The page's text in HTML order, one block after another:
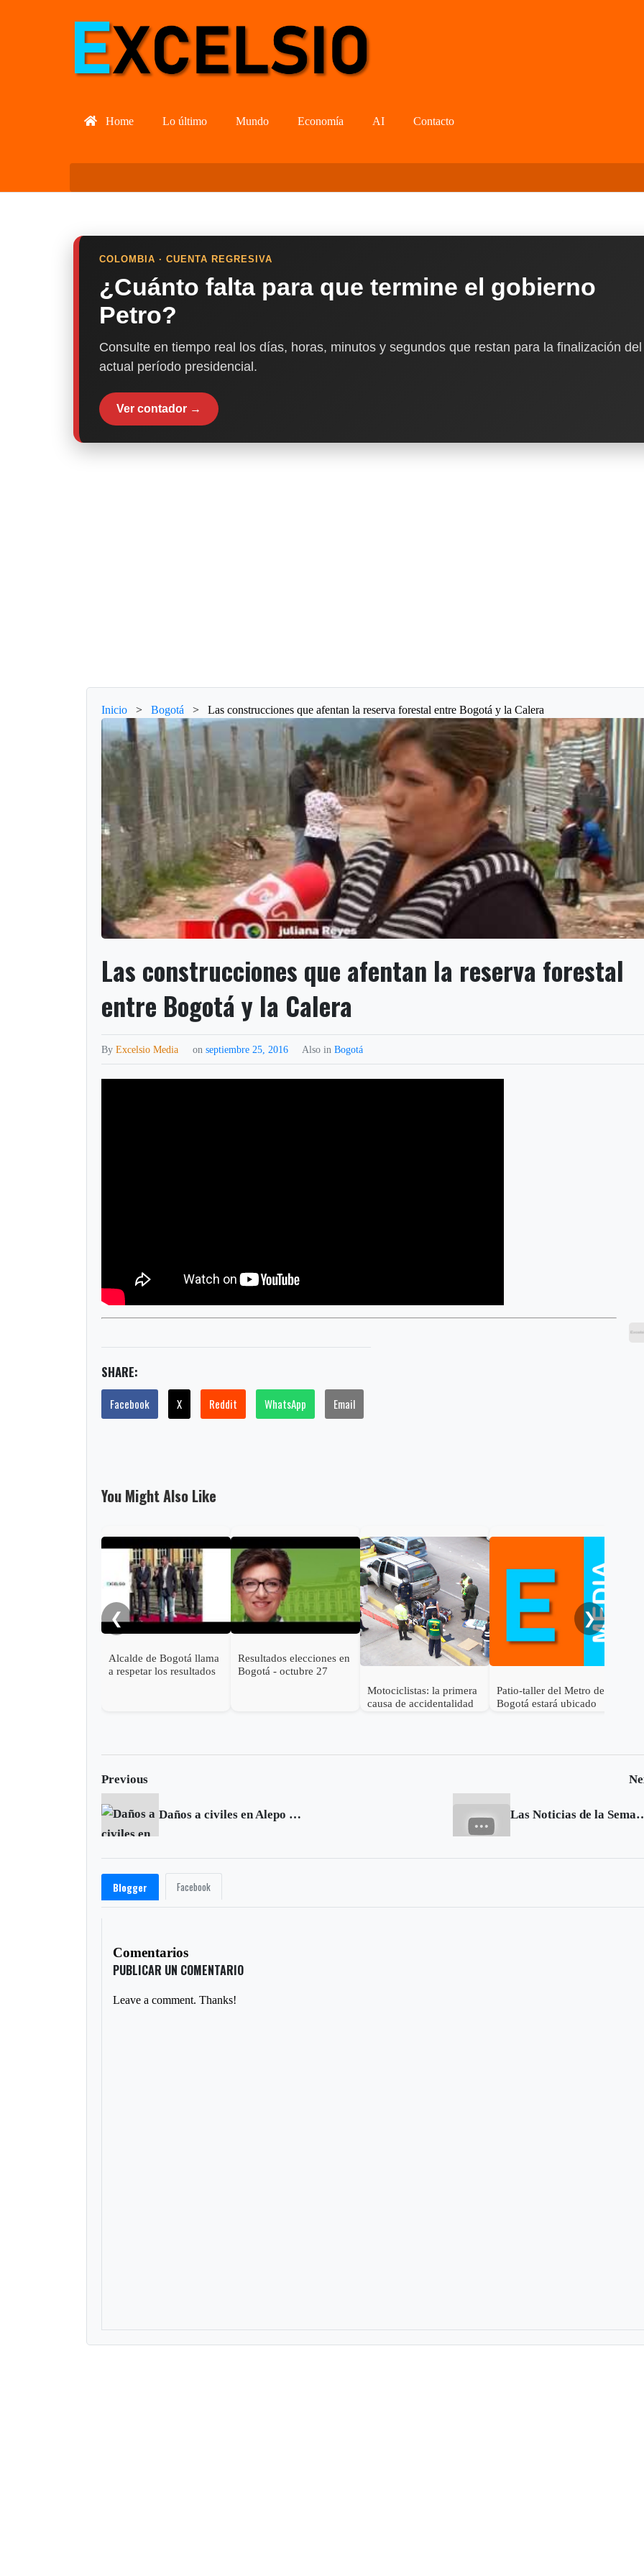
Home Lo último Mundo Economía AI Contacto
COLOMBIA · CUENTA REGRESIVA
¿Cuánto falta para que termine el gobierno
Petro?
Consulte en tiempo real los días, horas, minutos y segundos que restan para la finalización del
actual período presidencial.
Ver contador →
Inicio > Bogotá > Las construcciones que afentan la reserva forestal entre Bogotá y la Calera
Las construcciones que afentan la reserva forestal
entre Bogotá y la Calera
ByExcelsio Media onseptiembre 25, 2016 Also inBogotá
SHARE:
Facebook X Reddit WhatsApp Email
You Might Also Like
❮
Alcalde de Bogotá llama
a respetar los resultados
Resultados elecciones en
Bogotá - octubre 27
Motociclistas: la primera
causa de accidentalidad
Patio-taller del Metro de
Bogotá estará ubicado
❯
Previous
Daños a civiles en Alepo podrían constituir crímenes de guerra: Ban ki-moon Las Noticias de la Semana en
Blogger Facebook
Comentarios
PUBLICAR UN COMENTARIO
Leave a comment. Thanks!